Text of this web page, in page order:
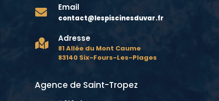
 Email
contact@lespiscinesduvar.fr
 Adresse
81 Allée du Mont Caume
83140 Six-Fours-Les-Plages
Agence de Saint-Tropez